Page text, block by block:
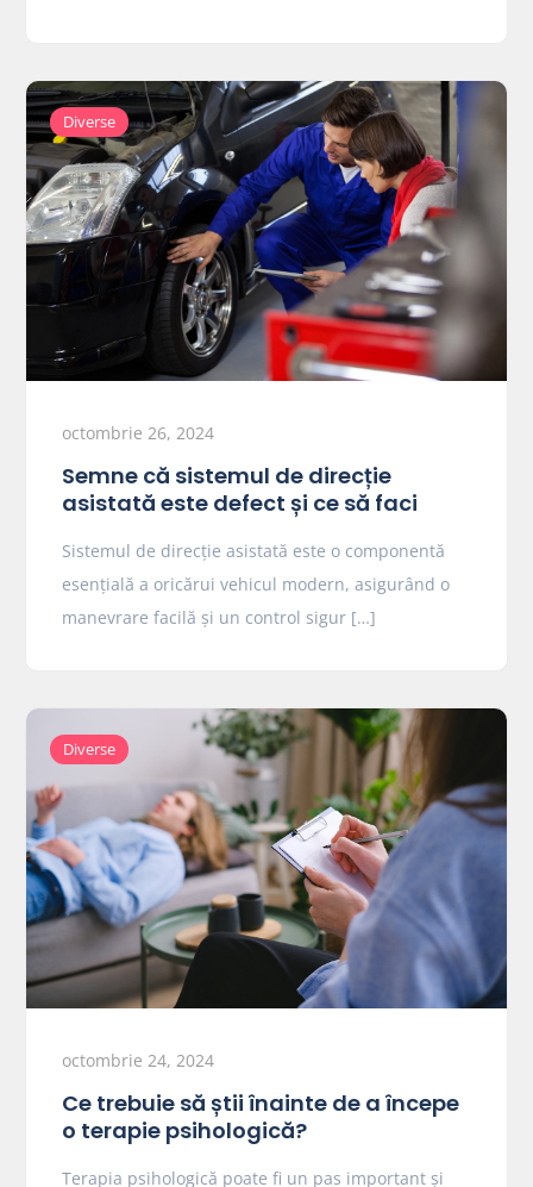
Diverse
octombrie 26, 2024
Semne că sistemul de direcție
asistată este defect și ce să faci
Sistemul de direcție asistată este o componentă
esențială a oricărui vehicul modern, asigurând o
manevrare facilă și un control sigur […]
Diverse
octombrie 24, 2024
Ce trebuie să știi înainte de a începe
o terapie psihologică?
Terapia psihologică poate fi un pas important și